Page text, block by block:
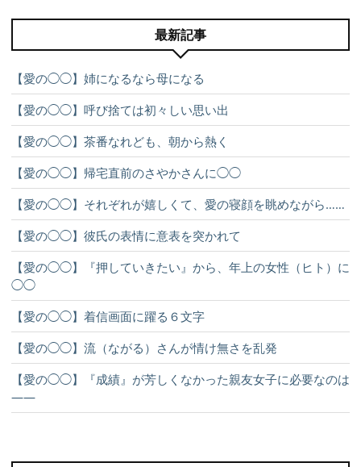
最新記事
【愛の◯◯】姉になるなら母になる
【愛の◯◯】呼び捨ては初々しい思い出
【愛の◯◯】茶番なれども、朝から熱く
【愛の◯◯】帰宅直前のさやかさんに◯◯
【愛の◯◯】それぞれが嬉しくて、愛の寝顔を眺めながら……
【愛の◯◯】彼氏の表情に意表を突かれて
【愛の◯◯】『押していきたい』から、年上の女性（ヒト）に
◯◯
【愛の◯◯】着信画面に躍る６文字
【愛の◯◯】流（ながる）さんが情け無さを乱発
【愛の◯◯】『成績』が芳しくなかった親友女子に必要なのは
――